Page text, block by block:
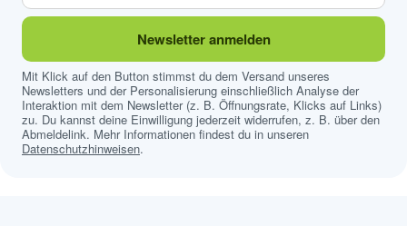
Newsletter anmelden
Mit Klick auf den Button stimmst du dem Versand unseres
Newsletters und der Personalisierung einschließlich Analyse der
Interaktion mit dem Newsletter (z. B. Öffnungsrate, Klicks auf Links)
zu. Du kannst deine Einwilligung jederzeit widerrufen, z. B. über den
Abmeldelink. Mehr Informationen findest du in unseren
Datenschutzhinweisen.